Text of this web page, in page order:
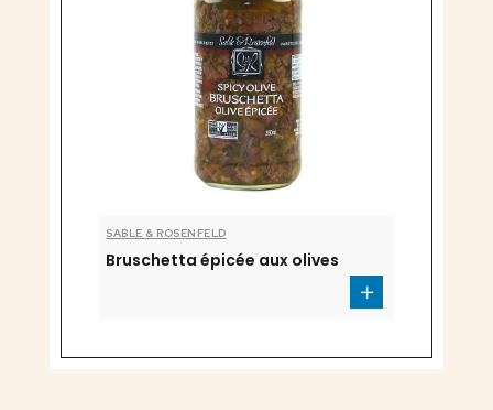
SABLE & ROSENFELD
Bruschetta épicée aux olives